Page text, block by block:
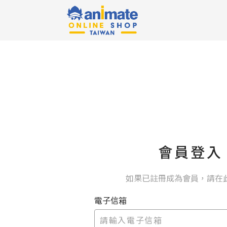
會員登入
如果已註冊成為會員，請在
電子信箱